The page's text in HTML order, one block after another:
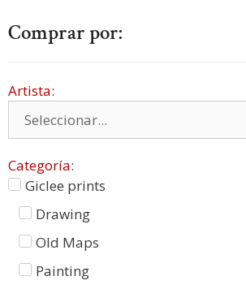
Comprar por:
Artista:
Categoría:
Giclee prints
Drawing
Old Maps
Painting